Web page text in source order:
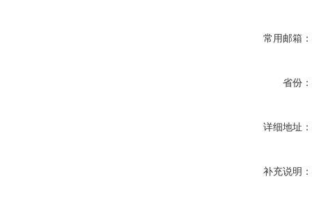
常用邮箱：
省份：
详细地址：
补充说明：